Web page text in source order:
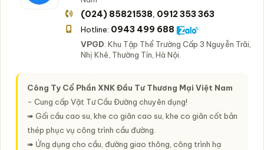
(024) 85821538, 0912 353 363
Hotline: 0943 499 688
VPGD: Khu Tập Thể Trường Cấp 3 Nguyễn Trãi,
Nhị Khê, Thường Tín, Hà Nội.
Công Ty Cổ Phần XNK Đầu Tư Thương Mại Việt Nam
- Cung cấp Vật Tư Cầu Đường chuyên dụng!
➠ Gối cầu cao su, khe co giãn cao su, khe co giãn cốt bản
thép phục vụ công trình cầu đường.
➠ Ứng dụng cho cầu, đường giao thông, công trình hạ